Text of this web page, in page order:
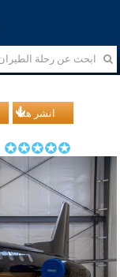
انشر هذا